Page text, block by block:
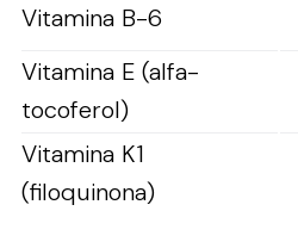
Vitamina B-6
Vitamina E (alfa-
tocoferol)
Vitamina K1
(filoquinona)